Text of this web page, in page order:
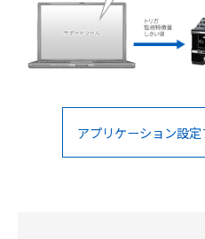
アプリケーション設